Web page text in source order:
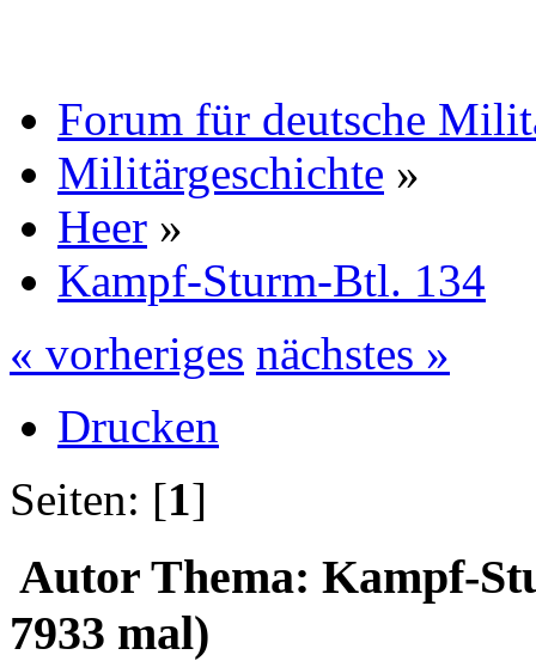
Forum für deutsche
Militärgeschichte »
Heer »
Kampf-Sturm-Btl. 134
« vorheriges nächstes »
Drucken
Seiten: [1]
Autor Thema: Kampf-
7933 mal)